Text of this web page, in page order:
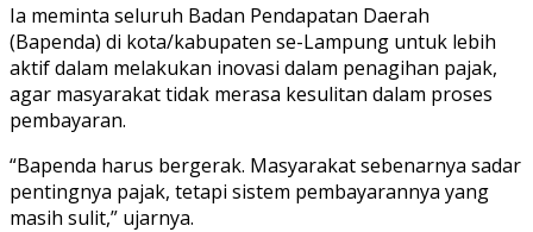
Ia meminta seluruh Badan Pendapatan Daerah
(Bapenda) di kota/kabupaten se-Lampung untuk lebih
aktif dalam melakukan inovasi dalam penagihan pajak,
agar masyarakat tidak merasa kesulitan dalam proses
pembayaran.
“Bapenda harus bergerak. Masyarakat sebenarnya sadar
pentingnya pajak, tetapi sistem pembayarannya yang
masih sulit,” ujarnya.